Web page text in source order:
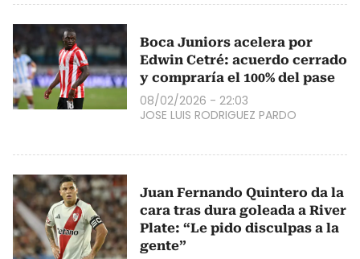
Boca Juniors acelera por
Edwin Cetré: acuerdo cerrado
y compraría el 100% del pase
08/02/2026 - 22:03
JOSE LUIS RODRIGUEZ PARDO
Juan Fernando Quintero da la
cara tras dura goleada a River
Plate: “Le pido disculpas a la
gente”